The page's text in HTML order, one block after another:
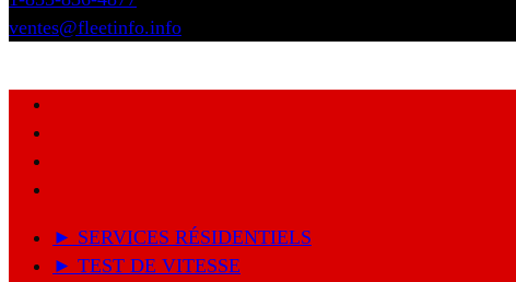
ventes@fleetinfo.info
► SERVICES RÉSIDENTIELS
► TEST DE VITESSE